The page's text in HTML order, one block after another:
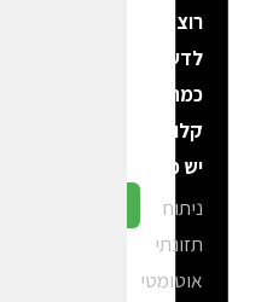
רוצה
לדעת
כמה
קלוריות
יש פה?
ניתוח
תזונתי
אוטומטי